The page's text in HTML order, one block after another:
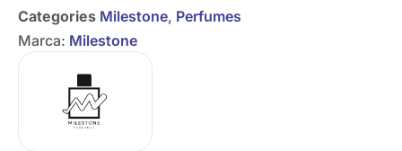
Categories Milestone, Perfumes
Marca: Milestone